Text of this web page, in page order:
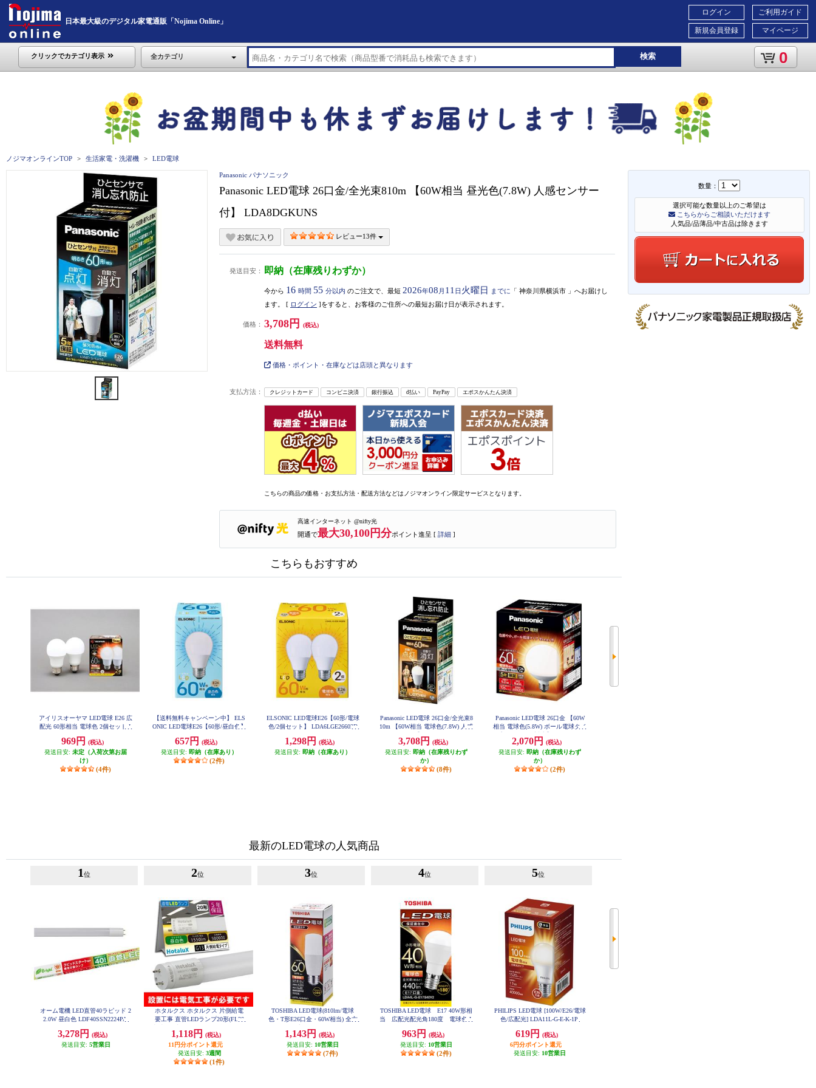
日本最大級のデジタル家電通販「Nojima Online」
ご利用ガイド
マイページ
ログイン
新規会員登録
クリックでカテゴリ表示 全カテゴリ 検索 0
ノジマオンラインTOP 生活家電・洗濯機 LED電球
数量：
選択可能な数量以上のご希望は
こちらからご相談いただけます
人気品/品薄品/中古品は除きます
Panasonic パナソニック
Panasonic LED電球 26口金/全光束810m 【60W相当 昼光色(7.8W) 人感センサー
付】 LDA8DGKUNS
レビュー13件
発送目安： 即納（在庫残りわずか）
今から 16 時間 55 分以内 のご注文で、最短 2026年08 月 11 日 火曜日 までに 「 神奈川県横浜市 」 へお届けし
ます。 [ ログイン ]をすると、お客様のご住所への最短お届け日が表示されます。
価格： 3,708円 (税込)
送料無料
価格・ポイント・在庫などは店頭と異なります
支払方法： クレジットカード コンビニ決済 銀行振込 d払い PayPay エポスかんたん決済
こちらの商品の価格・お支払方法・配送方法などはノジマオンライン限定サービスとなります。
高速インターネット @nifty光
開通で最大30,100円分ポイント進呈 [ 詳細 ]
こちらもおすすめ
アイリスオーヤマ LED電球 E26 広
配光 60形相当 電球色 2個セット L
969円
(税込)
発送目安: 未定（入荷次第お届
け）
(4件)
【送料無料キャンペーン中】 ELS
ONIC LED電球E26【60形/昼白色】
657円
(税込)
発送目安: 即納（在庫あり）
(2件)
ELSONIC LED電球E26【60形/電球
色/2個セット】 LDA6LGE26602D
1,298円
(税込)
発送目安: 即納（在庫あり）
Panasonic LED電球 26口金/全光束8
10m 【60W相当 電球色(7.8W) 人感
3,708円
(税込)
発送目安: 即納（在庫残りわず
か）
(8件)
Panasonic LED電球 26口金 【60W
相当 電球色(5.8W) ボール電球タイ
W
2,070円
(税込)
発送目安: 即納（在庫残りわず
か）
(2件)
最新のLED電球の人気商品
1 位
オーム電機 LED直管40ラピッド 2
2.0W 昼白色 LDF40SSN2224PA
3,278円
(税込)
発送目安: 5営業日
2位
ホタルクス ホタルクス 片側給電
要工事 直管LEDランプ20形(FL20
全光束1550lm G13口金 580mm LD
20T50-10-15G13-H1
1,118円
(税込)
11円分ポイント還元
発送目安: 3週間
(1件)
3位
TOSHIBA LED電球(810lm/電球
色・T形E26口金・60W相当) 全方
1,143円
(税込)
発送目安: 10営業日
(7件)
4位
TOSHIBA LED電球 E17 40W形相
当 広配光配光角180度 電球色 L
963円
(税込)
発送目安: 10営業日
(2件)
5位
PHILIPS LED電球 [100W/E26/電球
色/広配光] LDA11L-G-E-K-1P
619円
(税込)
6円分ポイント還元
発送目安: 10営業日